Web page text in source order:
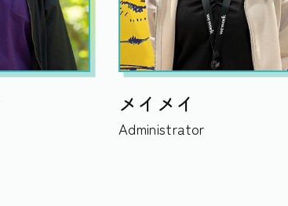
メイメイ
Administrator